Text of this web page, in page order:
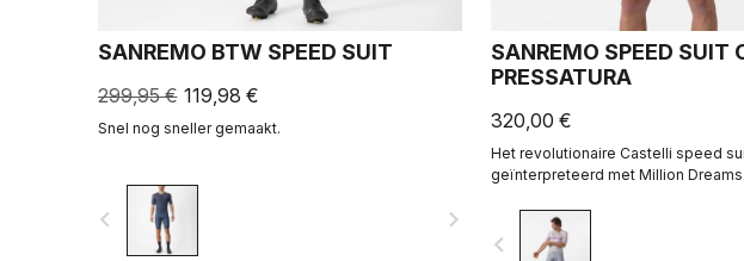
SANREMO BTW SPEED SUIT
299,95 € 119,98 €
Snel nog sneller gemaakt.
navigate_before navigate_next
SANREMO SPEED SUIT
PRESSATURA
320,00 €
Het revolutionaire Castelli speed
geïnterpreteerd met Million Dreams.
navigate_before